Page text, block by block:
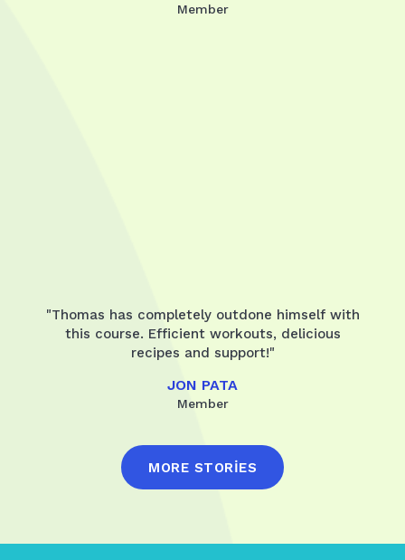
Member
"Thomas has completely outdone himself with
this course. Efficient workouts, delicious
recipes and support!"
JON PATA
Member
MORE STORIES